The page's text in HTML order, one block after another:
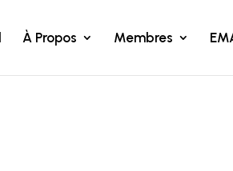
À Propos Membres